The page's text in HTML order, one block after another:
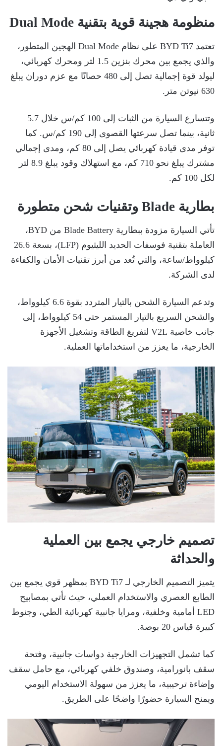
منظومة هجينة قوية بتقنية Dual Mode
تعتمد BYD Ti7 على نظام Dual Mode الهجين المتطور،
والذي يجمع بين محرك بنزين 1.5 لتر ومحرك كهربائي،
ليولد قوة إجمالية تصل إلى 480 حصانًا مع عزم دوران يبلغ
630 نيوتن متر.
وتتسارع السيارة من الثبات إلى 100 كم/س خلال 5.7
ثانية، بينما تصل سرعتها القصوى إلى 190 كم/س. كما
توفر مدى قيادة كهربائي يصل إلى 80 كم، ومدى إجمالي
مشترك يبلغ نحو 710 كم، مع استهلاك وقود يبلغ 8.9 لتر
لكل 100 كم.
بطارية Blade وتقنيات شحن متطورة
تأتي السيارة مزودة ببطارية Blade Battery من BYD،
العاملة بتقنية فوسفات الحديد الليثيوم (LFP)، بسعة 26.6
كيلوواط/ساعة، والتي تُعد من أبرز تقنيات الأمان والكفاءة
لدى الشركة.
وتدعم السيارة الشحن بالتيار المتردد بقوة 6.6 كيلوواط،
والشحن السريع بالتيار المستمر حتى 54 كيلوواط، إلى
جانب خاصية V2L لتفريغ الطاقة وتشغيل الأجهزة
الخارجية، ما يعزز من استخداماتها العملية.
تصميم خارجي يجمع بين العملية
والحداثة
يتميز التصميم الخارجي لـ BYD Ti7 بمظهر قوي يجمع بين
الطابع العصري والاستخدام العملي، حيث تأتي بمصابيح
LED أمامية وخلفية، ومرايا جانبية كهربائية الطي، وجنوط
كبيرة قياس 20 بوصة.
كما تشمل التجهيزات الخارجية دواسات جانبية، وفتحة
سقف بانورامية، وصندوق خلفي كهربائي، مع حامل سقف
وإضاءة ترحيبية، ما يعزز من سهولة الاستخدام اليومي
ويمنح السيارة حضورًا واضحًا على الطريق.